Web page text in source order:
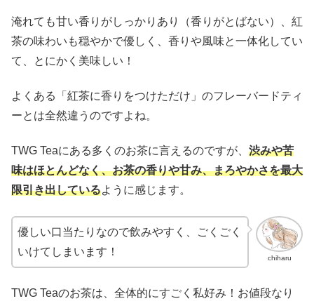
淹れても甘い香りがしっかりあり（香りがとばない）、紅
茶の味わいも穏やかで優しく、香りや風味と一体化してい
て、とにかく美味しい！
よくある「紅茶に香りをつけただけ」のフレーバードティ
ーとは全然違うのですよね。
TWG Teaにある多くのお茶に言えるのですが、 渋みや苦
味はほとんどなく、お茶の香りや甘み、まろやかさを最大
限引き出しているように感じます。
chiharu
優しい口当たりなので飲みやすく、ごくごく
いけてしまいます！
TWG Teaのお茶は、全体的にすごく私好み！お値段なり